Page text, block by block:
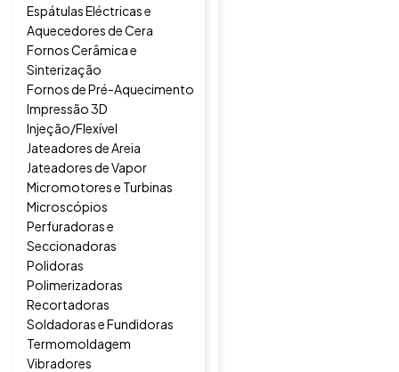
Espátulas Eléctricas e
Aquecedores de Cera
Fornos Cerâmica e
Sinterização
Fornos de Pré-Aquecimento
Impressão 3D
Injeção/Flexível
Jateadores de Areia
Jateadores de Vapor
Micromotores e Turbinas
Microscópios
Perfuradoras e
Seccionadoras
Polidoras
Polimerizadoras
Recortadoras
Soldadoras e Fundidoras
Termomoldagem
Vibradores